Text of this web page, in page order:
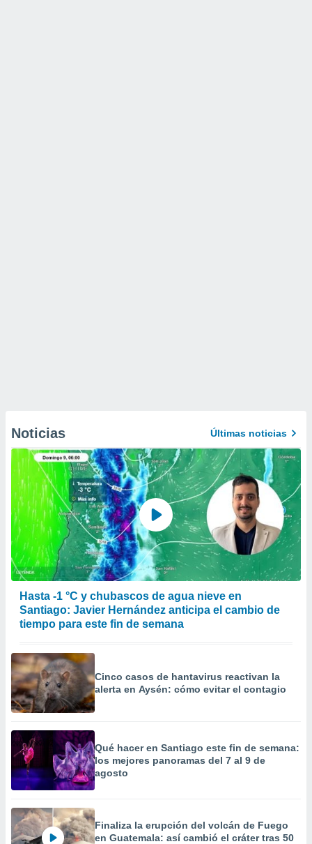
Noticias Últimas noticias
Hasta -1 °C y chubascos de agua nieve en
Santiago: Javier Hernández anticipa el cambio de
tiempo para este fin de semana
Cinco casos de hantavirus reactivan la
alerta en Aysén: cómo evitar el contagio
Qué hacer en Santiago este fin de semana:
los mejores panoramas del 7 al 9 de
agosto
Finaliza la erupción del volcán de Fuego
en Guatemala: así cambió el cráter tras 50